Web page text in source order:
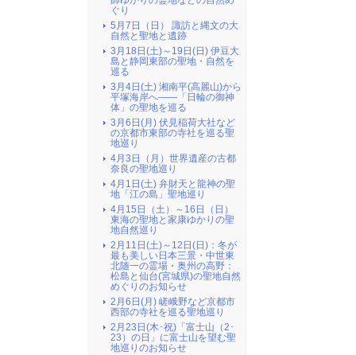
ぐり
5月7日（日） 諏訪と縄文の大
自然と聖地と遺跡
3月18日(土)～19日(日) 伊豆大
島と静岡東部の聖地・自然を
巡る
3月4日(土) 湘南平(高麗山)から
平塚海岸へ――「日輪の御神
体」の聖地を巡る
3月6日(月) 伏見稲荷大社など
の京都市東部の寺社を巡る聖
地巡り
4月3日（月）世界遺産の古都
奈良の聖地巡り
4月1日(土) 弁財天と龍神の聖
地「江の島」聖地巡り
4月15日（土）～16日（日）
東海の聖地と家康ゆかりの聖
地自然巡り
2月11日(土)～12日(日)：冬が
最も美しい日本三景・中世東
北随一の霊場・奥州の高野：
松島と仙台(宮城県)の聖地自然
めぐりのお知らせ
2月6日(月) 嵯峨野など京都市
西部の寺社を巡る聖地巡り
2月23日(木･祝)「富士山（2･
23）の日」に富士山を望む聖
地巡りのお知らせ